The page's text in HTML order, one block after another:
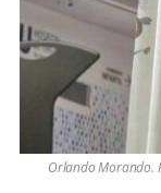
Orlando Morando.